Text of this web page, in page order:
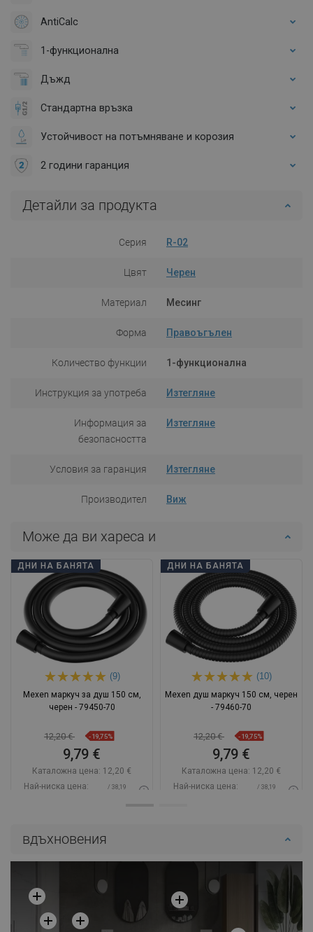
AntiCalc
1-функционална
Дъжд
Стандартна връзка
Устойчивост на потъмняване и корозия
2 години гаранция
Детайли за продукта
Серия R-02
Цвят Черен
Материал Месинг
Форма Правоъгълен
Количество функции 1-функционална
Инструкция за употреба Изтегляне
Информация за
безопасността
Изтегляне
Условия за гаранция Изтегляне
Производител Виж
Може да ви хареса и
ДНИ НА БАНЯТА
(9)
Mexen маркуч за душ 150 см,
черен - 79450-70
12,20 € -19,75%
9,79 €
Каталожна цена: 12,20 €
Най-ниска цена:
/ 38,19
Добави в количката
favorite_border Любима
Сравнете
ДНИ НА БАНЯТА
(10)
Mexen душ маркуч 150 см, черен
- 79460-70
12,20 € -19,75%
9,79 €
Каталожна цена: 12,20 €
Най-ниска цена:
/ 38,19
Добави в количката
favorite_border Любима
Сравнете
вдъхновения